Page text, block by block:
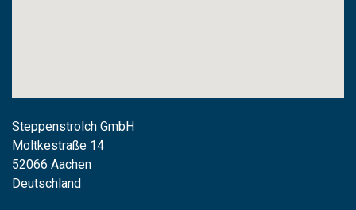
Steppenstrolch GmbH
Moltkestraße 14
52066 Aachen
Deutschland